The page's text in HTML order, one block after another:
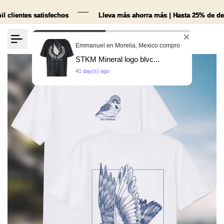
al
Lleva más ahorra más | Hasta 25% de descuento
Lleva más ahorra más | Hasta 25% de descuento
Lleva más ahorra más | Hasta 25% de descuento
Emmanuel en Morelia, Mexico compro
STKM Mineral logo blvc...
41 day(s) ago